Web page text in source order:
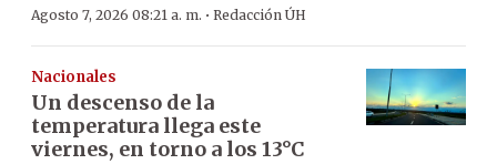
Agosto 7, 2026 08:21 a. m. · Redacción ÚH
Nacionales
Un descenso de la
temperatura llega este
viernes, en torno a los 13°C